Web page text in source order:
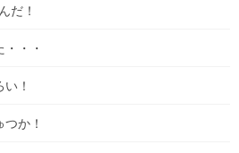
だ！
・・
！
か！